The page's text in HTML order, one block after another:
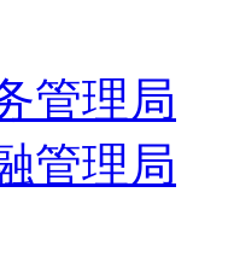
管理局
管理局